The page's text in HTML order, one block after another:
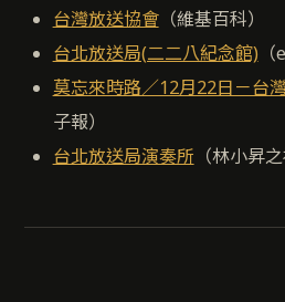
台灣放送協會（維基百科）
台北放送局(二二八紀念館)
莫忘來時路／12月22日－台
子報）
台北放送局演奏所 （林小昇